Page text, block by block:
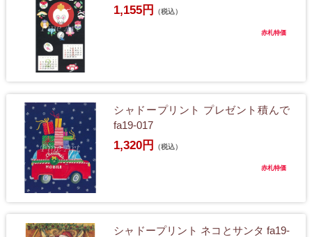
1,155円 （税込）
赤札特価
シャドープリント プレゼント積んで
fa19-017
1,320円 （税込）
赤札特価
シャドープリント ネコとサンタ fa19-